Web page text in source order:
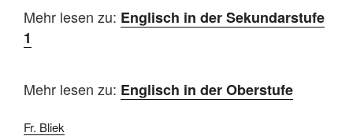
Mehr lesen zu: Englisch in der Sekundarstufe
1
Mehr lesen zu: Englisch in der Oberstufe
Fr. Bliek